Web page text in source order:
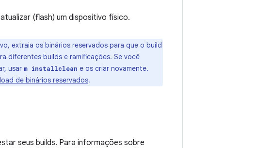
(flash) um dispositivo físico.
extraia os binários reservados para que o build
diferentes builds e ramificações. Se você
usar m installclean e os criar novamente.
de binários reservados.
seus builds. Para informações sobre